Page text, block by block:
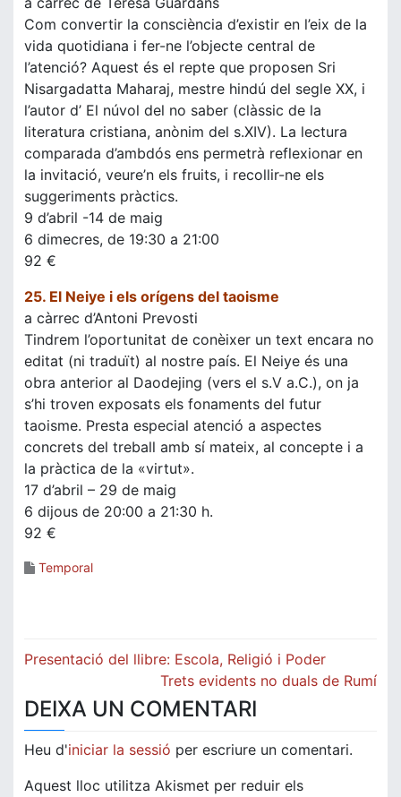
Com convertir la consciència d’existir en l’eix de la
vida quotidiana i fer-ne l’objecte central de
l’atenció? Aquest és el repte que proposen Sri
Nisargadatta Maharaj, mestre hindú del segle XX, i
l’autor d’ El núvol del no saber (clàssic de la
literatura cristiana, anònim del s.XIV). La lectura
comparada d’ambdós ens permetrà reflexionar en
la invitació, veure’n els fruits, i recollir-ne els
suggeriments pràctics.
9 d’abril -14 de maig
6 dimecres, de 19:30 a 21:00
92 €
25. El Neiye i els orígens del taoisme
a càrrec d’Antoni Prevosti
Tindrem l’oportunitat de conèixer un text encara no
editat (ni traduït) al nostre país. El Neiye és una
obra anterior al Daodejing (vers el s.V a.C.), on ja
s’hi troven exposats els fonaments del futur
taoisme. Presta especial atenció a aspectes
concrets del treball amb sí mateix, al concepte i a
la pràctica de la «virtut».
17 d’abril – 29 de maig
6 dijous de 20:00 a 21:30 h.
92 €
Temporal
Navegació
d'entrades
Presentació del llibre: Escola, Religió i Poder
Trets evidents no duals de Rumí
DEIXA UN COMENTARI
Heu d'iniciar la sessió per escriure un comentari.
Aquest lloc utilitza Akismet per reduir els